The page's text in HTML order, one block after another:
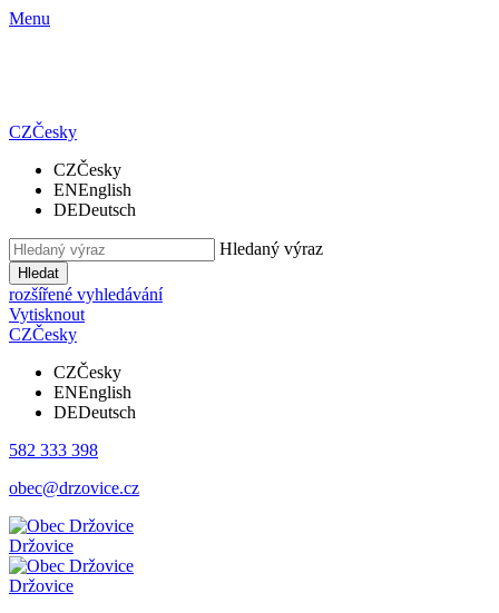
Menu
CZČesky
CZČesky
ENEnglish
DEDeutsch
Hledaný výraz
Hledat
rozšířené vyhledávání
Vytisknout
CZČesky
CZČesky
ENEnglish
DEDeutsch
582 333 398
obec@drzovice.cz
Držovice
Držovice